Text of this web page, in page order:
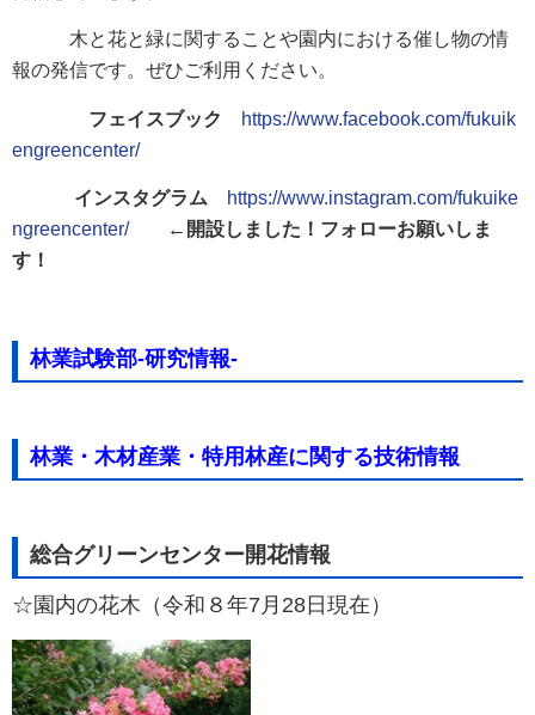
木と花と緑に関することや園内における催し物の情
報の発信です。ぜひご利用ください。
フェイスブック
https://www.facebook.com/fukuik
engreencenter/
インスタグラム
https://www.instagram.com/fukuike
ngreencenter/
←開設しました！フォローお願いしま
す！
林業試験部‐研究情報‐
林業・木材産業・特用林産に関する技術情報
総合グリーンセンター開花情報
☆園内の花木（令和８年7月28日現在）